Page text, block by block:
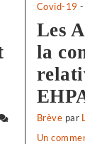
Covid-19 -
Les
la
Brève par
Un